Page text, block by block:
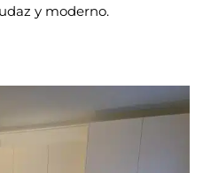
y moderno.